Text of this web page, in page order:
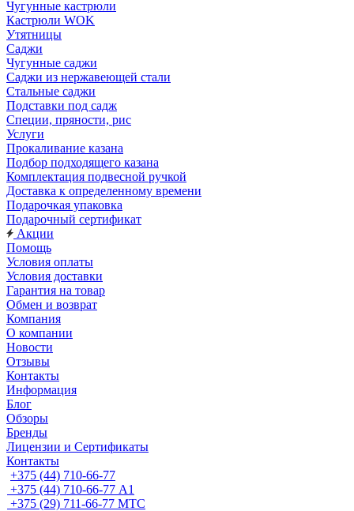
Чугунные кастрюли
Кастрюли WOK
Утятницы
Саджи
Чугунные саджи
Саджи из нержавеющей стали
Стальные саджи
Подставки под садж
Специи, пряности, рис
Услуги
Прокаливание казана
Подбор подходящего казана
Комплектация подвесной ручкой
Доставка к определенному времени
Подарочкая упаковка
Подарочный сертификат
Акции
Помощь
Условия оплаты
Условия доставки
Гарантия на товар
Обмен и возврат
Компания
О компании
Новости
Отзывы
Контакты
Информация
Блог
Обзоры
Бренды
Лицензии и Сертификаты
Контакты
+375 (44) 710-66-77
+375 (44) 710-66-77 А1
+375 (29) 711-66-77 МТС